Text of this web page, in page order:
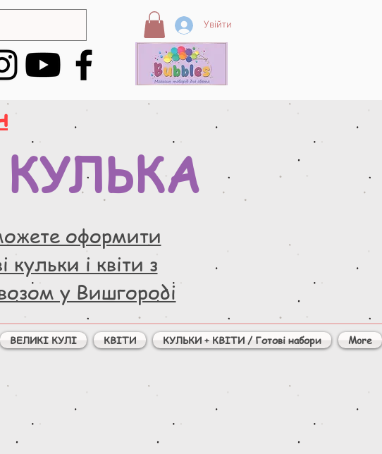
Увійти
КУЛЬКА
оформити
кульки і квіти з
у Вишгороді
ВЕЛИКІ КУЛІ КВІТИ КУЛЬКИ + КВІТИ / Готові набори More